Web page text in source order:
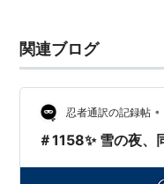
関連ブログ
忍者通訳の記録帖 •
＃1158✨ 雪の夜